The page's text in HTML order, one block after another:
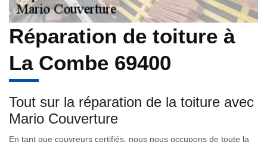
Réparation de toiture à
La Combe 69400
Tout sur la réparation de la toiture avec
Mario Couverture
En tant que couvreurs certifiés, nous nous occupons de toute la